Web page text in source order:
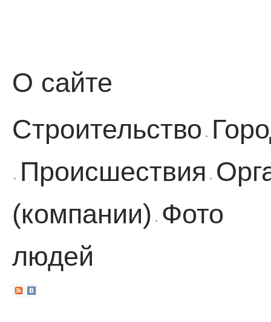
О сайте
Строительство ·
· Происшествия ·
(компании)
·
Фото
людей